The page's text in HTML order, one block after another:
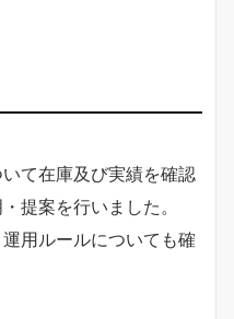
て在庫及び実績を確認
提案を行いました。
用ルールについても確